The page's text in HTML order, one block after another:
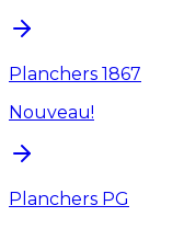
Planchers 1867
Nouveau!
Planchers PG